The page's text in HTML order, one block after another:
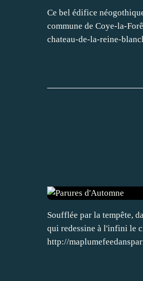
Ce bel édifice
commune de Coye-la-
chateau-de-la-reine-
Soufflée par la tempête,
qui redessine à l'infini le
http://